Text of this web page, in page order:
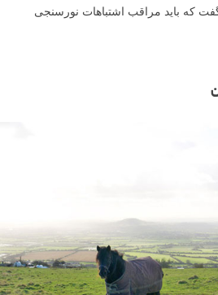
گفت که باید مراقب اشتباهات نورسنجی